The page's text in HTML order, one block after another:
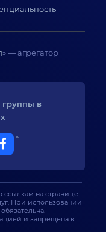
» — агрегатор
в
*
на странице.
При использовании
и запрещена в